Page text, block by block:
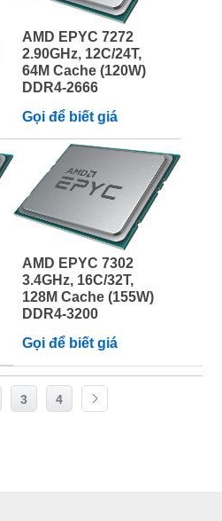
AMD EPYC 7272
2.90GHz, 12C/24T,
64M Cache (120W)
DDR4-2666
Gọi để biết giá
AMD EPYC 7302
3.4GHz, 16C/32T,
128M Cache (155W)
DDR4-3200
Gọi để biết giá
3 4